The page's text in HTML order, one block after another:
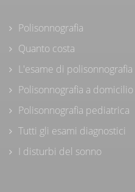
Polisonnografia
Quanto costa
L'esame di polisonnografia
Polisonnografia a domicilio
Polisonnografia pediatrica
Tutti gli esami diagnostici
I disturbi del sonno